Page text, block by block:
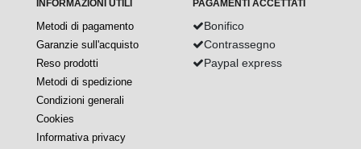
INFORMAZIONI UTILI
Metodi di pagamento
Garanzie sull'acquisto
Reso prodotti
Metodi di spedizione
Condizioni generali
Cookies
Informativa privacy
PAGAMENTI ACCETTATI
Bonifico
Contrassegno
Paypal express